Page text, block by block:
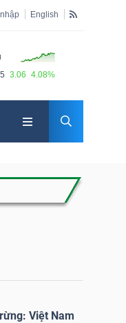
English
3.06 4.08%
Việt Nam